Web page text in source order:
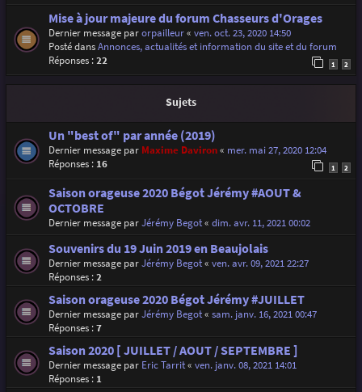
Mise à jour majeure du forum Chasseurs d'Orages
Dernier message parorpailleur« ven. oct. 23, 2020 14:50
Posté dansAnnonces, actualités et information du site et du forum
Réponses :22 1 2
Sujets
Un "best of" par année (2019)
Dernier message par Maxime Daviron« mer. mai 27, 2020 12:04
Réponses : 16 1 2
Saison orageuse 2020 Bégot Jérémy #AOUT &
OCTOBRE
Dernier message parJérémy Begot« dim. avr. 11, 2021 00:02
Souvenirs du 19 Juin 2019 en Beaujolais
Dernier message parJérémy Begot« ven. avr. 09, 2021 22:27
Réponses :2
Saison orageuse 2020 Bégot Jérémy #JUILLET
Dernier message parJérémy Begot« sam. janv. 16, 2021 00:47
Réponses :7
Saison 2020 [ JUILLET / AOUT / SEPTEMBRE ]
Dernier message par Eric Tarrit« ven. janv. 08, 2021 14:01
Réponses : 1